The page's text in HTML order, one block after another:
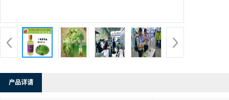
产品详请